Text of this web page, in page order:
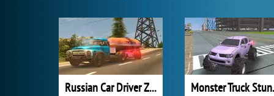
Russian Car Driver ZIL 130